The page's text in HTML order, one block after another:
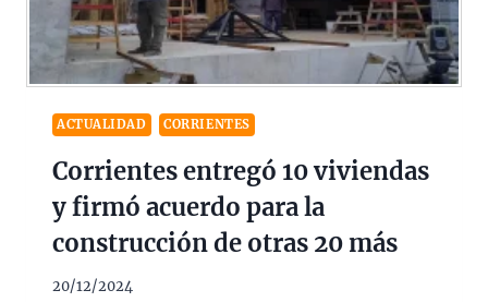
ACTUALIDAD CORRIENTES
Corrientes entregó 10 viviendas
y firmó acuerdo para la
construcción de otras 20 más
20/12/2024